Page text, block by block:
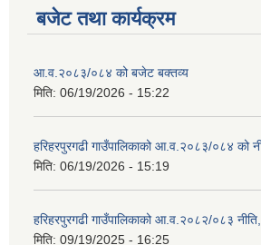
बजेट तथा कार्यक्रम
आ.व.२०८३/०८४ को बजेट बक्तव्य
मिति: 06/19/2026 - 15:22
हरिहरपुरगढी गाउँपालिकाको आ.व.२०८३/०८४ को
मिति: 06/19/2026 - 15:19
हरिहरपुरगढी गाउँपालिकाको आ.व.२०८२/०८३
मिति: 09/19/2025 - 16:25